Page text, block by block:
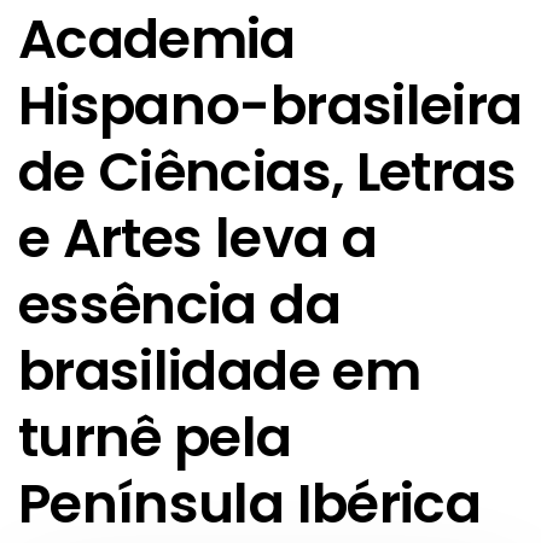
Academia
Hispano-brasileira
de Ciências, Letras
e Artes leva a
essência da
brasilidade em
turnê pela
Península Ibérica